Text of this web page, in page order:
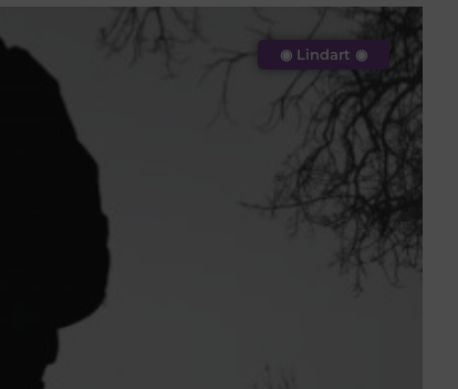
◉ Lindart ◉